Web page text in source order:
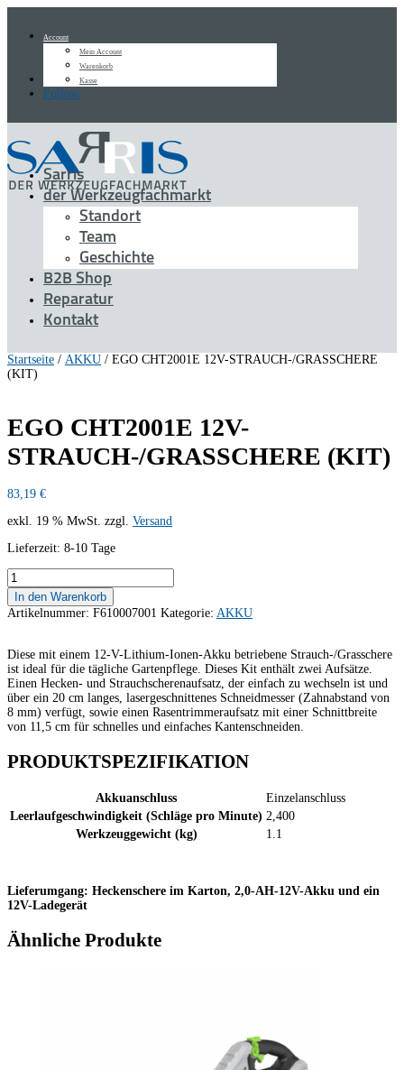
Account
Mein Account
Warenkorb
Kasse
Follow
Follow
Sarris
der Werkzeugfachmarkt
Standort
Team
Geschichte
B2B Shop
Reparatur
Kontakt
Startseite / AKKU / EGO CHT2001E 12V-STRAUCH-/GRASSCHERE
(KIT)
EGO CHT2001E 12V-
STRAUCH-/GRASSCHERE (KIT)
83,19 €
exkl. 19 % MwSt. zzgl. Versand
Lieferzeit: 8-10 Tage
EGO
CHT2001E
12V-
STRAUCH-/GRASSCHERE
Menge
In den Warenkorb
Artikelnummer: F610007001 Kategorie: AKKU
Diese mit einem 12-V-Lithium-Ionen-Akku betriebene Strauch-/Grasschere
ist ideal für die tägliche Gartenpflege. Dieses Kit enthält zwei Aufsätze.
Einen Hecken- und Strauchscherenaufsatz, der einfach zu wechseln ist und
über ein 20 cm langes, lasergeschnittenes Schneidmesser (Zahnabstand von
8 mm) verfügt, sowie einen Rasentrimmeraufsatz mit einer Schnittbreite
von 11,5 cm für schnelles und einfaches Kantenschneiden.
PRODUKTSPEZIFIKATION
Akkuanschluss
Einzelanschluss
Leerlaufgeschwindigkeit (Schläge pro Minute) 2,400
Werkzeuggewicht (kg)
1.1
Lieferumgang: Heckenschere im Karton, 2,0-AH-12V-Akku und ein
12V-Ladegerät
Ähnliche Produkte